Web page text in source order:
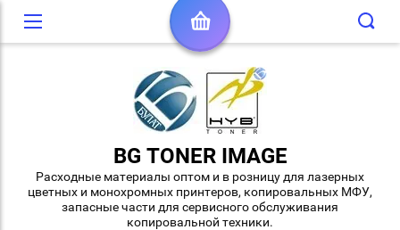
BG TONER IMAGE
Расходные материалы оптом и в розницу для лазерных
цветных и монохромных принтеров, копировальных МФУ,
запасные части для сервисного обслуживания
копировальной техники.